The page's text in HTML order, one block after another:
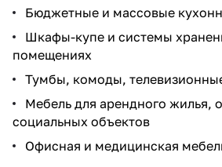
Бюджетные и массовые
Шкафы-купе и системы
помещениях
Тумбы, комоды,
Мебель для арендного жилья,
социальных объектов
Офисная и медицинская